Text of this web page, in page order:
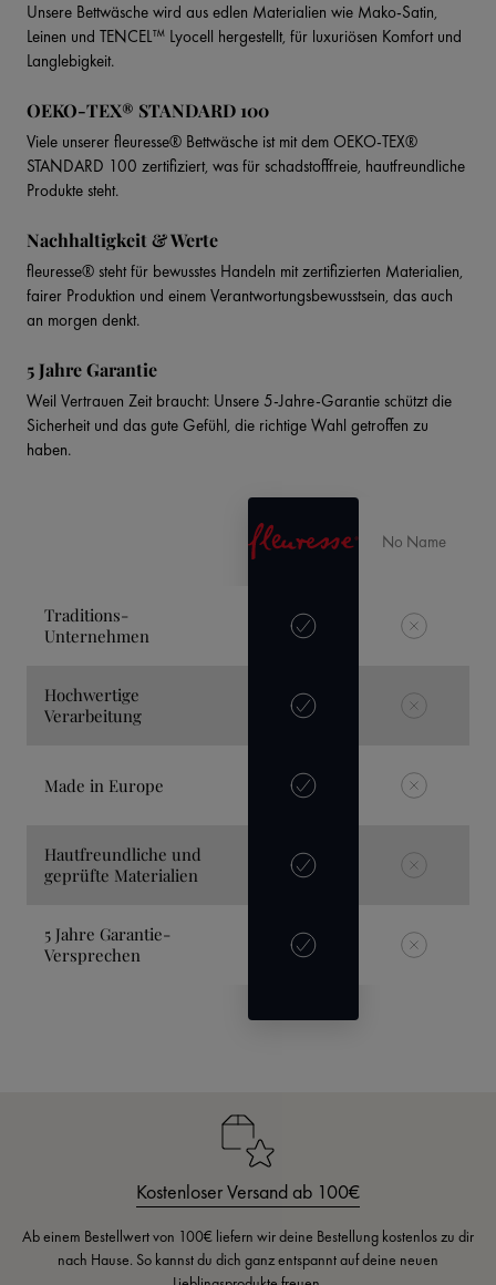
No Name
Traditions-
Unternehmen
Hochwertige
Verarbeitung
Made in Europe
Hautfreundliche und
geprüfte Materialien
5 Jahre Garantie-
Versprechen
Unsere Bettwäsche wird aus edlen Materialien wie Mako-Satin,
Leinen und TENCEL™ Lyocell hergestellt, für luxuriösen Komfort und
Langlebigkeit.
OEKO-TEX® STANDARD 100
Viele unserer fleuresse® Bettwäsche ist mit dem OEKO-TEX®
STANDARD 100 zertifiziert, was für schadstofffreie, hautfreundliche
Produkte steht.
Nachhaltigkeit & Werte
fleuresse® steht für bewusstes Handeln mit zertifizierten Materialien,
fairer Produktion und einem Verantwortungsbewusstsein, das auch
an morgen denkt.
5 Jahre Garantie
Weil Vertrauen Zeit braucht: Unsere 5-Jahre-Garantie schützt die
Sicherheit und das gute Gefühl, die richtige Wahl getroffen zu
haben.
Kostenloser Versand ab 100€
Ab einem Bestellwert von 100€ liefern wir deine Bestellung kostenlos zu dir
nach Hause. So kannst du dich ganz entspannt auf deine neuen